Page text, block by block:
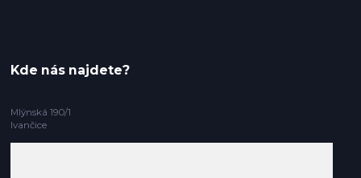
Kde nás najdete?
Mlýnská 190/1
Ivančice